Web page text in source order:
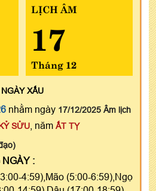
LỊCH ÂM
17
Tháng 12
NGÀYXẤU
nhằm ngày 17/12/2025 Âm lịch
SỬU , năm ẤT TỴ
NGÀY :
4:59),Mão (5:00-6:59),Ngọ